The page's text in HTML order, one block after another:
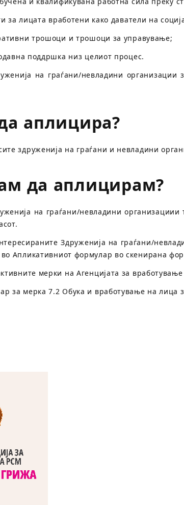
лицата вработени како даватели на
трошоци и трошоци за управување;
поддршка низ целиот процес.
на граѓани/невладини
аплицира?
здруженија на граѓани и невладини
да аплицирам?
на граѓани/невладини
Здруженија на граѓани/
Апликативниот формулар во скенирана
мерки на Агенцијата за
за мерка 7.2 Обука и вработување на лица